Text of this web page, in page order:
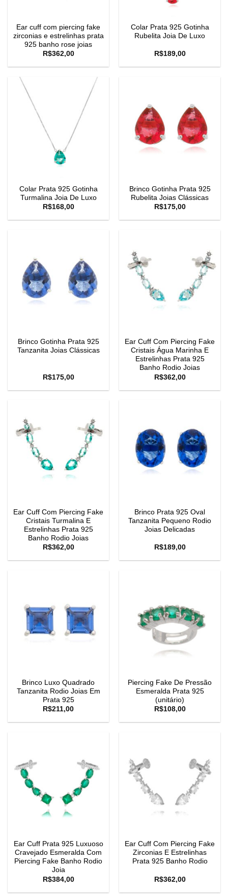
Ear cuff com piercing fake
zirconias e estrelinhas prata
925 banho rose joias
R$362,00
Colar Prata 925 Gotinha
Rubelita Joia De Luxo
R$189,00
Colar Prata 925 Gotinha
Turmalina Joia De Luxo
R$168,00
Brinco Gotinha Prata 925
Rubelita Joias Clássicas
R$175,00
Brinco Gotinha Prata 925
Tanzanita Joias Clássicas
R$175,00
Ear Cuff Com Piercing Fake
Cristais Água Marinha E
Estrelinhas Prata 925
Banho Rodio Joias
R$362,00
Ear Cuff Com Piercing Fake
Cristais Turmalina E
Estrelinhas Prata 925
Banho Rodio Joias
R$362,00
Brinco Prata 925 Oval
Tanzanita Pequeno Rodio
Joias Delicadas
R$189,00
Brinco Luxo Quadrado
Tanzanita Rodio Joias Em
Prata 925
R$211,00
Piercing Fake De Pressão
Esmeralda Prata 925
(unitário)
R$108,00
Ear Cuff Prata 925 Luxuoso
Cravejado Esmeralda Com
Piercing Fake Banho Rodio
Joia
R$384,00
Ear Cuff Com Piercing Fake
Zirconias E Estrelinhas
Prata 925 Banho Rodio
R$362,00